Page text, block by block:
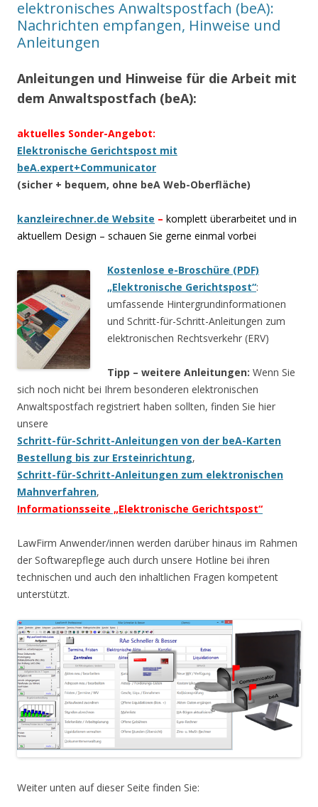
elektronisches Anwaltspostfach (beA):
Nachrichten empfangen, Hinweise und
Anleitungen
Anleitungen und Hinweise für die Arbeit mit
dem Anwaltspostfach (beA):
aktuelles Sonder-Angebot:
Elektronische Gerichtspost mit
beA.expert+Communicator
(sicher + bequem, ohne beA Web-Oberfläche)
kanzleirechner.de Website – komplett überarbeitet und in
aktuellem Design – schauen Sie gerne einmal vorbei
Kostenlose e-Broschüre (PDF)
„Elektronische Gerichtspost“:
umfassende Hintergrundinformationen
und Schritt-für-Schritt-Anleitungen zum
elektronischen Rechtsverkehr (ERV)
Tipp – weitere Anleitungen: Wenn Sie
sich noch nicht bei Ihrem besonderen elektronischen
Anwaltspostfach registriert haben sollten, finden Sie hier
unsere
Schritt-für-Schritt-Anleitungen von der beA-Karten
Bestellung bis zur Ersteinrichtung,
Schritt-für-Schritt-Anleitungen zum elektronischen
Mahnverfahren,
Informationsseite „Elektronische Gerichtspost“
LawFirm Anwender/innen werden darüber hinaus im Rahmen
der Softwarepflege auch durch unsere Hotline bei ihren
technischen und auch den inhaltlichen Fragen kompetent
unterstützt.
Weiter unten auf dieser Seite finden Sie: